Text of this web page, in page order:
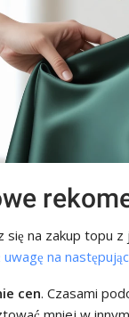
się na zakup topu
na
cen. Czasami